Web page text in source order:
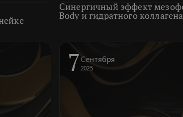
Синергичный эффект
Body и гидратного
7Сентября
2025